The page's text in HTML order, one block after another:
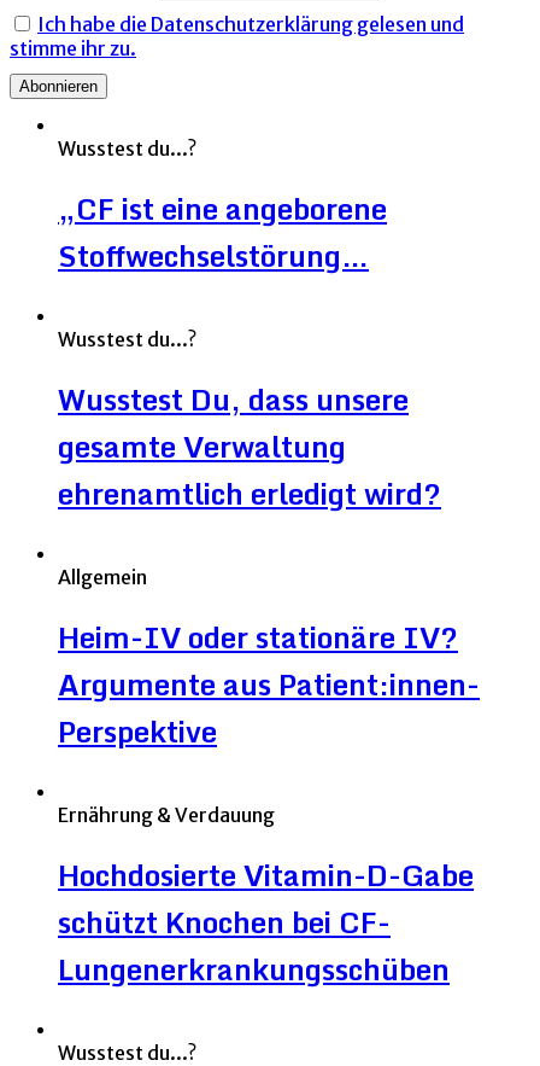
Ich habe die Datenschutzerklärung gelesen und
stimme ihr zu.
Wusstest du...?
„CF ist eine angeborene
Stoffwechselstörung…
Wusstest du...?
Wusstest Du, dass unsere
gesamte Verwaltung
ehrenamtlich erledigt wird?
Allgemein
Heim-IV oder stationäre IV?
Argumente aus Patient:innen-
Perspektive
Ernährung & Verdauung
Hochdosierte Vitamin-D-Gabe
schützt Knochen bei CF-
Lungenerkrankungsschüben
Wusstest du...?